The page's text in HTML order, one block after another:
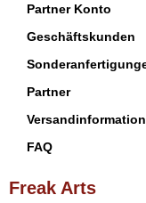
Partner Konto
Geschäftskunden
Partner
FAQ
Freak Arts